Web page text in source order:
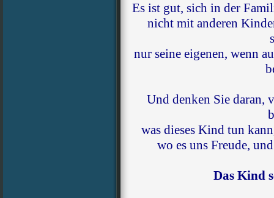
Es ist gut, sich in der
nicht mit anderen
nur seine eigenen, wenn
Und denken Sie daran,
was dieses Kind tun
wo es uns Freude,
Das Kind